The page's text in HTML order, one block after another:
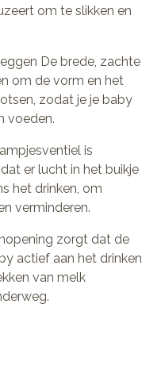
om te slikken en
De brede, zachte
om de vorm en het
zodat je je baby
voeden.
is
er lucht in het buikje
het drinken, om
verminderen.
zorgt dat de
actief aan het drinken
van melk